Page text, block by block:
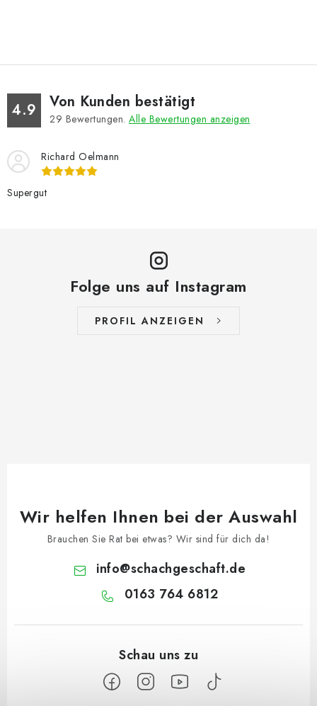
4.9 Von Kunden bestätigt
29 Bewertungen. Alle Bewertungen anzeigen
Richard Oelmann
Supergut
Folge uns auf Instagram
PROFIL ANZEIGEN
Wir helfen Ihnen bei der Auswahl
Brauchen Sie Rat bei etwas? Wir sind für dich da!
info@schachgeschaft.de
0163 764 6812